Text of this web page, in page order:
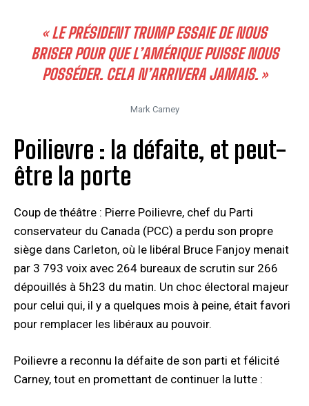
« LE PRÉSIDENT TRUMP ESSAIE DE NOUS
BRISER POUR QUE L’AMÉRIQUE PUISSE NOUS
POSSÉDER. CELA N’ARRIVERA JAMAIS. »
Mark Carney
Poilievre : la défaite, et peut-
être la porte
Coup de théâtre : Pierre Poilievre, chef du Parti
conservateur du Canada (PCC) a perdu son propre
siège dans Carleton, où le libéral Bruce Fanjoy menait
par 3 793 voix avec 264 bureaux de scrutin sur 266
dépouillés à 5h23 du matin. Un choc électoral majeur
pour celui qui, il y a quelques mois à peine, était favori
pour remplacer les libéraux au pouvoir.
Poilievre a reconnu la défaite de son parti et félicité
Carney, tout en promettant de continuer la lutte :